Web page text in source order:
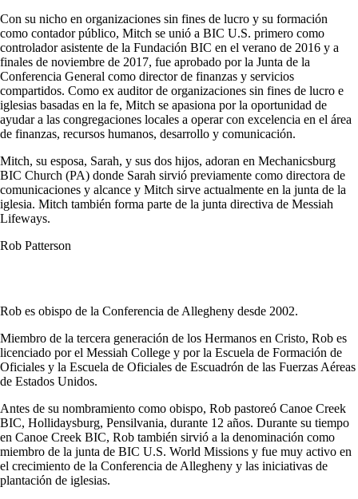
Con su nicho en organizaciones sin fines de lucro y su formación
como contador público, Mitch se unió a BIC U.S. primero como
controlador asistente de la Fundación BIC en el verano de 2016 y a
finales de noviembre de 2017, fue aprobado por la Junta de la
Conferencia General como director de finanzas y servicios
compartidos. Como ex auditor de organizaciones sin fines de lucro e
iglesias basadas en la fe, Mitch se apasiona por la oportunidad de
ayudar a las congregaciones locales a operar con excelencia en el área
de finanzas, recursos humanos, desarrollo y comunicación.
Mitch, su esposa, Sarah, y sus dos hijos, adoran en Mechanicsburg
BIC Church (PA) donde Sarah sirvió previamente como directora de
comunicaciones y alcance y Mitch sirve actualmente en la junta de la
iglesia. Mitch también forma parte de la junta directiva de Messiah
Lifeways.
Rob Patterson
Rob es obispo de la Conferencia de Allegheny desde 2002.
Miembro de la tercera generación de los Hermanos en Cristo, Rob es
licenciado por el Messiah College y por la Escuela de Formación de
Oficiales y la Escuela de Oficiales de Escuadrón de las Fuerzas Aéreas
de Estados Unidos.
Antes de su nombramiento como obispo, Rob pastoreó Canoe Creek
BIC, Hollidaysburg, Pensilvania, durante 12 años. Durante su tiempo
en Canoe Creek BIC, Rob también sirvió a la denominación como
miembro de la junta de BIC U.S. World Missions y fue muy activo en
el crecimiento de la Conferencia de Allegheny y las iniciativas de
plantación de iglesias.